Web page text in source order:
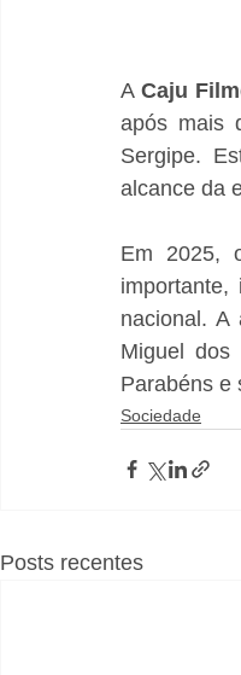
A Caju
após mais
Sergipe.
alcance da
Em 2025,
nacional. A
Miguel dos
Parabéns e
Sociedade
Posts recentes